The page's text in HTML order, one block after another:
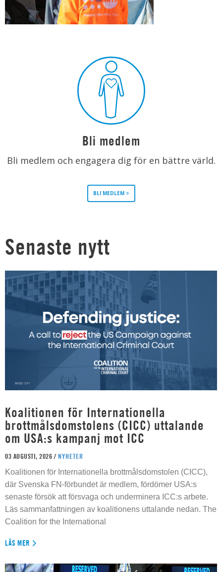
Bli medlem
Bli medlem och engagera dig för en bättre värld.
BLI MEDLEM >
Senaste nytt
Koalitionen för Internationella
brottmålsdomstolens (CICC) uttalande
om USA:s kampanj mot ICC
03 AUGUSTI, 2026 / NYHETER
Koalitionen för Internationella brottmålsdomstolen (CICC),
där Svenska FN-förbundet är medlem, fördömer USA:s
senaste försök att försvaga och underminera ICC:s arbete.
Läs sammanfattningen av koalitionens uttalande nedan. The
Coalition for the International
LÄS MER